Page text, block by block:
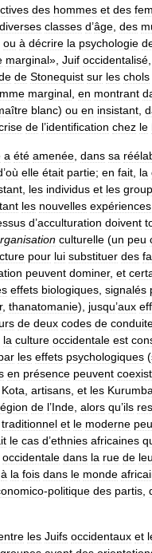
des hommes et des
diverses classes d’âge des
ou à décrire la psychologie
marginal», Juif occidentalisé
de Stonequist sur les chols
marginal en montrant
blanc) ou en insistant
de l’identification chez le
a été amenée dans sa
’où elle était partie; en fait la
les individus et les
les nouvelles expériences
d’acculturation doivent
culturelle (un peu
pour lui substituer des
peuvent dominer, et
effets biologiques signalés
, thanatomanie), jusqu’aux
de deux codes de
la culture occidentale est
les effets psychologiques (
en présence peuvent
Kota artisans et les Kurumba
de l’Inde alors qu’ils
traditionnel et le moderne
le cas d’ethnies africaines
occidentale dans la rue de
à la fois dans le monde
-politique des partis
les Juifs occidentaux et